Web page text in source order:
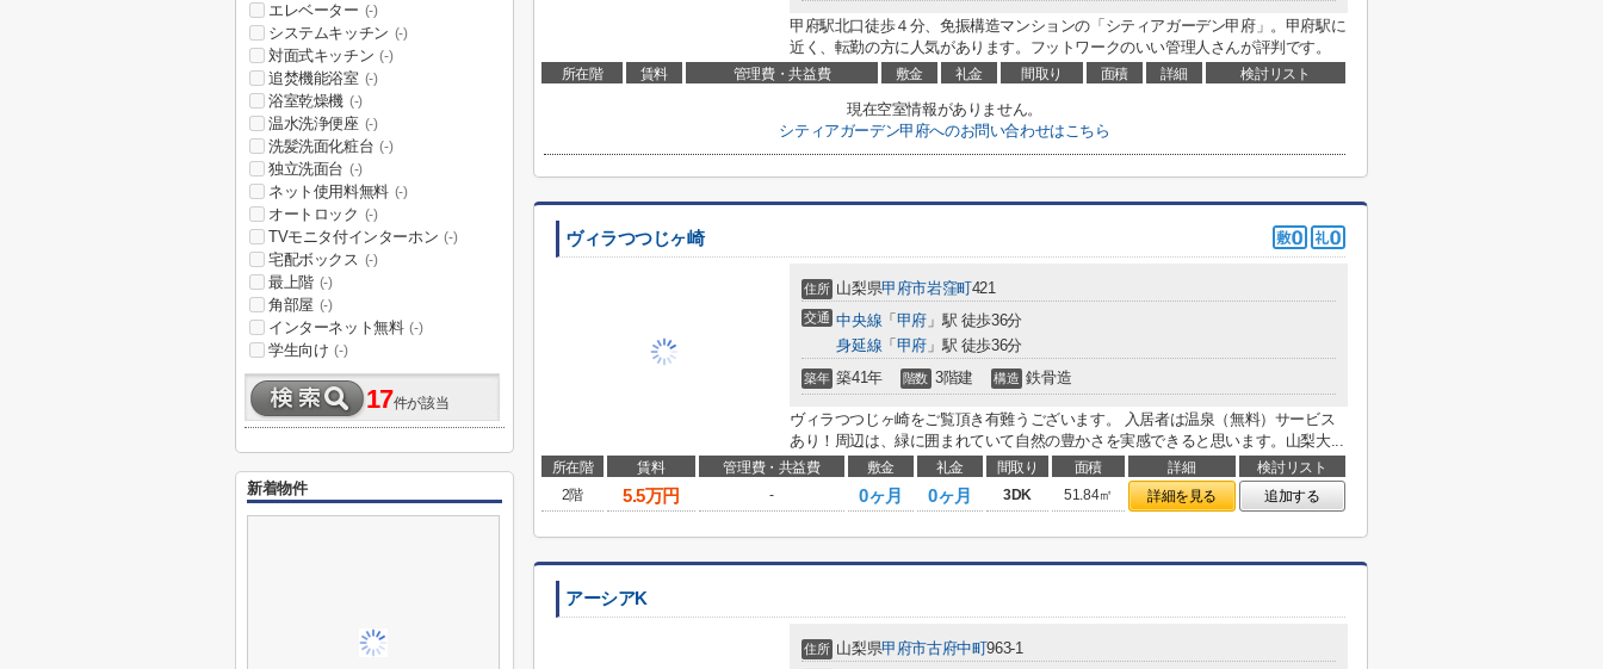
甲府駅北口徒歩４分、免振構造マンションの「シティアガーデン甲府」。甲府駅に
近く、転勤の方に人気があります。フットワークのいい管理人さんが評判です。
所在階 賃料 管理費・共益費 敷金 礼金 間取り 面積 詳細 検討リスト
現在空室情報がありません。
シティアガーデン甲府へのお問い合わせはこちら
ヴィラつつじヶ崎
住所 山梨県甲府市岩窪町421
交通 中央線 「 甲府 」駅 徒歩36分
身延線 「 甲府 」駅 徒歩36分
築年 築41年 階数 3階建 構造 鉄骨造
ヴィラつつじヶ崎をご覧頂き有難うございます。 入居者は温泉（無料）サービス
あり！周辺は、緑に囲まれていて自然の豊かさを実感できると思います。山梨大...
所在階 賃料 管理費・共益費 敷金 礼金 間取り 面積 詳細
検討リスト
2階
5.5万円 - 0ヶ月 0ヶ月 3DK 51.84㎡ 詳細を見る 追加する
アーシアK
住所 山梨県甲府市古府中町963-1
エレベーター (-)
システムキッチン (-)
対面式キッチン (-)
追焚機能浴室 (-)
浴室乾燥機 (-)
温水洗浄便座 (-)
洗髪洗面化粧台 (-)
独立洗面台 (-)
ネット使用料無料 (-)
オートロック (-)
TVモニタ付インターホン (-)
宅配ボックス (-)
最上階 (-)
角部屋 (-)
インターネット無料 (-)
学生向け (-)
17件が該当
新着物件